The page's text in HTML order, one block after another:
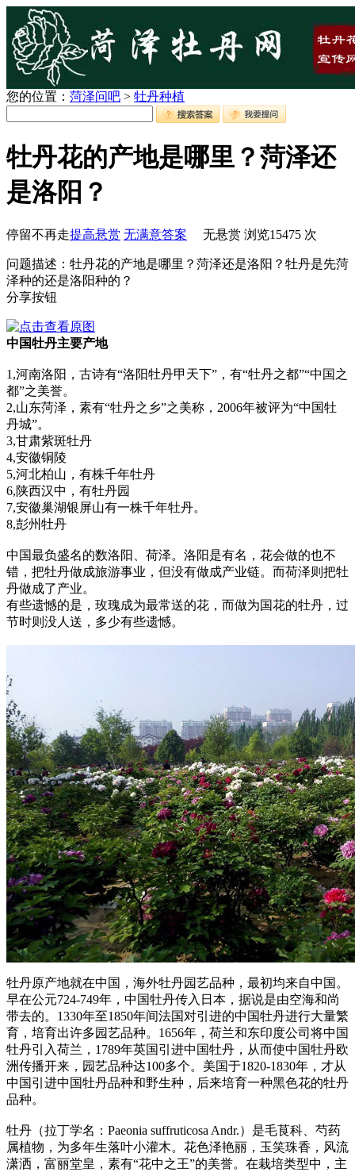
您的位置： 菏泽问吧 > 牡丹种植
牡丹花的产地是哪里？菏泽还
是洛阳？
停留不再走提高悬赏 无满意答案 无悬赏 浏览15475 次
问题描述：牡丹花的产地是哪里？菏泽还是洛阳？牡丹是先菏
泽种的还是洛阳种的？
分享按钮
中国牡丹主要产地
1,河南洛阳，古诗有“洛阳牡丹甲天下”，有“牡丹之都”“中国之
都”之美誉。
2,山东菏泽，素有“牡丹之乡”之美称，2006年被评为“中国牡
丹城”。
3,甘肃紫斑牡丹
4,安徽铜陵
5,河北柏山，有株千年牡丹
6,陕西汉中，有牡丹园
7,安徽巢湖银屏山有一株千年牡丹。
8,彭州牡丹
中国最负盛名的数洛阳、荷泽。洛阳是有名，花会做的也不
错，把牡丹做成旅游事业，但没有做成产业链。而荷泽则把牡
丹做成了产业。
有些遗憾的是，玫瑰成为最常送的花，而做为国花的牡丹，过
节时则没人送，多少有些遗憾。
牡丹原产地就在中国，海外牡丹园艺品种，最初均来自中国。
早在公元724-749年，中国牡丹传入日本，据说是由空海和尚
带去的。1330年至1850年间法国对引进的中国牡丹进行大量繁
育，培育出许多园艺品种。1656年，荷兰和东印度公司将中国
牡丹引入荷兰，1789年英国引进中国牡丹，从而使中国牡丹欧
洲传播开来，园艺品种达100多个。美国于1820-1830年，才从
中国引进中国牡丹品种和野生种，后来培育一种黑色花的牡丹
品种。
牡丹（拉丁学名：Paeonia suffruticosa Andr.）是毛茛科、芍药
属植物，为多年生落叶小灌木。花色泽艳丽，玉笑珠香，风流
潇洒，富丽堂皇，素有“花中之王”的美誉。在栽培类型中，主